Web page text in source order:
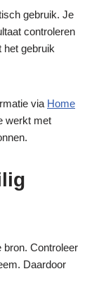
gebruik. Je
controleren
het gebruik
via Home
werkt met
bron. Controleer
Daardoor